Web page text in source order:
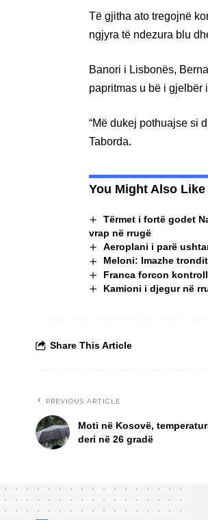
Të gjitha ato tregojnë
ngjyra të ndezura blu
Banori i Lisbonës,
papritmas u bë i gjelbër
“Më dukej pothuajse si
Taborda.
You Might Also Like
Tërmet i fortë godet
vrap në rrugë
Aeroplani i parë
Meloni: Imazhe
Franca forcon
Kamioni i djegur në
Share This Article
PREVIOUS ARTICLE
Moti në Kosovë,
deri në 26 gradë